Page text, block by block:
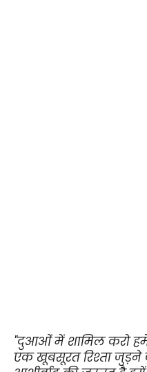
"दुआओं में शामिल करो
एक खूबसूरत रिश्ता जुड़ने